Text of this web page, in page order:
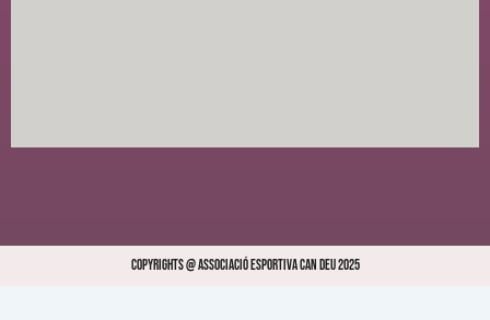
Copyrights @ Associació Esportiva Can Deu 2025